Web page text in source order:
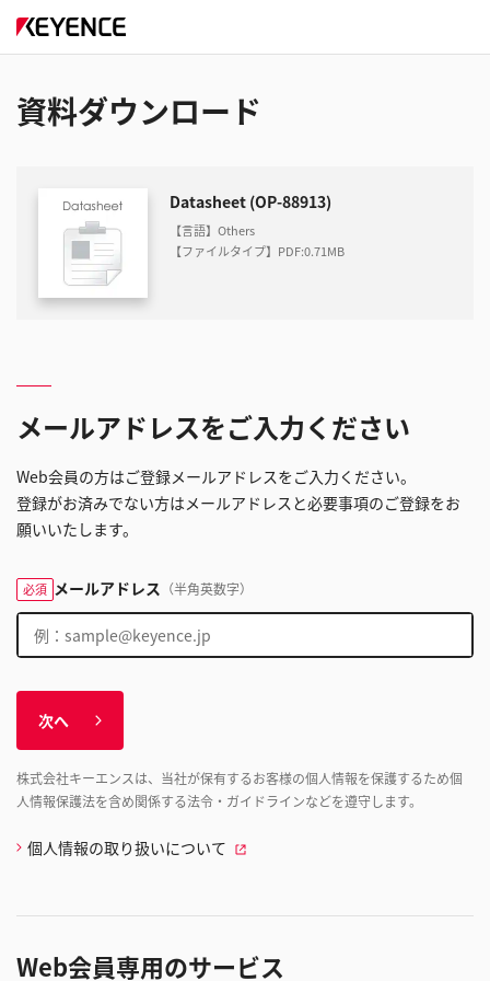
資料ダウンロード
Datasheet (OP-88913)
【言語】Others
【ファイルタイプ】PDF:0.71MB
メールアドレスをご入力ください
Web会員の方はご登録メールアドレスをご入力ください。
登録がお済みでない方はメールアドレスと必要事項のご登録をお
願いいたします。
必須 メールアドレス （半角英数字）
次へ
株式会社キーエンスは、当社が保有するお客様の個人情報を保護するため個
人情報保護法を含め関係する法令・ガイドラインなどを遵守します。
個人情報の取り扱いについて
Web会員専用のサービス